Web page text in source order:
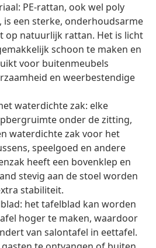
PE-rattan, ook wel poly
is een sterke, onderhoudsarme
op natuurlijk rattan. Het is licht
schoon te maken en
voor buitenmeubels
en weerbestendige
waterdichte zak: elke
onder de zitting,
waterdichte zak voor het
speelgoed en andere
heeft een bovenklep en
stevig aan de stoel worden
stabiliteit.
het tafelblad kan worden
hoger te maken, waardoor
van salontafel in eettafel.